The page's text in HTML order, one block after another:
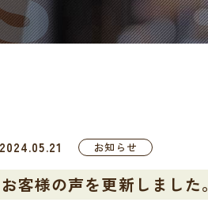
2024.05.21 お知らせ
お客様の声を更新しました。